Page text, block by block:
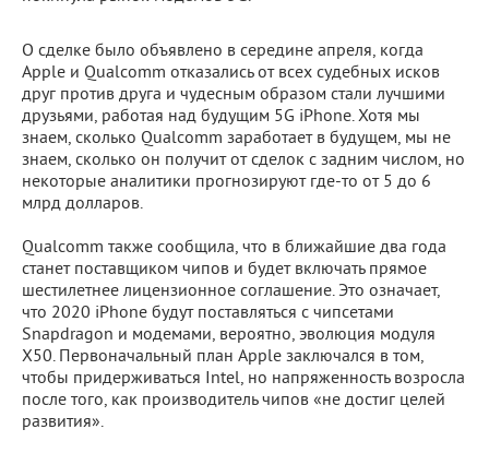
О сделке было объявлено в середине апреля, когда
Apple и Qualcomm отказались от всех судебных исков
друг против друга и чудесным образом стали лучшими
друзьями, работая над будущим 5G iPhone. Хотя мы
знаем, сколько Qualcomm заработает в будущем, мы не
знаем, сколько он получит от сделок с задним числом, но
некоторые аналитики прогнозируют где-то от 5 до 6
млрд долларов.
Qualcomm также сообщила, что в ближайшие два года
станет поставщиком чипов и будет включать прямое
шестилетнее лицензионное соглашение. Это означает,
что 2020 iPhone будут поставляться с чипсетами
Snapdragon и модемами, вероятно, эволюция модуля
X50. Первоначальный план Apple заключался в том,
чтобы придерживаться Intel, но напряженность возросла
после того, как производитель чипов «не достиг целей
развития».